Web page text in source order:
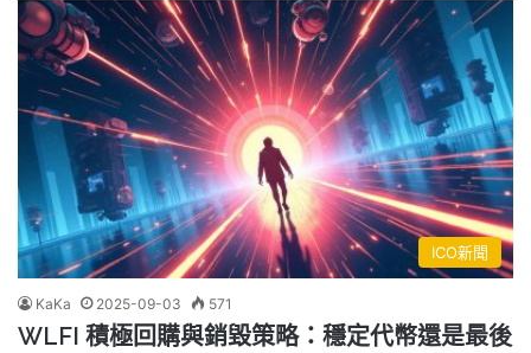
ICO新聞
KaKa 2025-09-03 571
WLFI 積極回購與銷毀策略：穩定代幣還是最後